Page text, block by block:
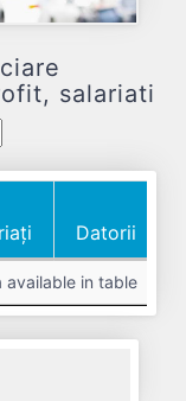
salariati
Datorii
Datorii
available in table